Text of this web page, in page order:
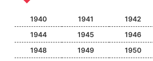
1940 1941 1942
1944
1945 1946
1948
1949 1950